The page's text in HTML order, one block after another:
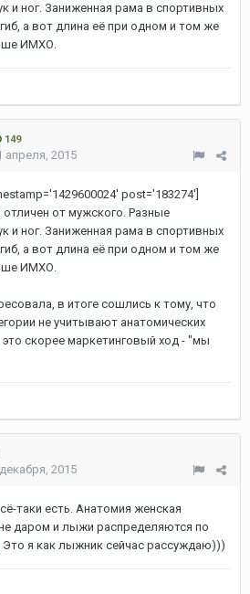
и ног. Заниженная рама в спортивных
а вот длина её при одном и том же
ИМХО.
149
апреля, 2015
post='183274']
от мужского. Разные
и ног. Заниженная рама в спортивных
а вот длина её при одном и том же
ИМХО.
в итоге сошлись к тому, что
не учитывают анатомических
скорее маркетинговый ход - "мы
2015
таки есть. Анатомия женская
даром и лыжи распределяются по
я как лыжник сейчас рассуждаю)))